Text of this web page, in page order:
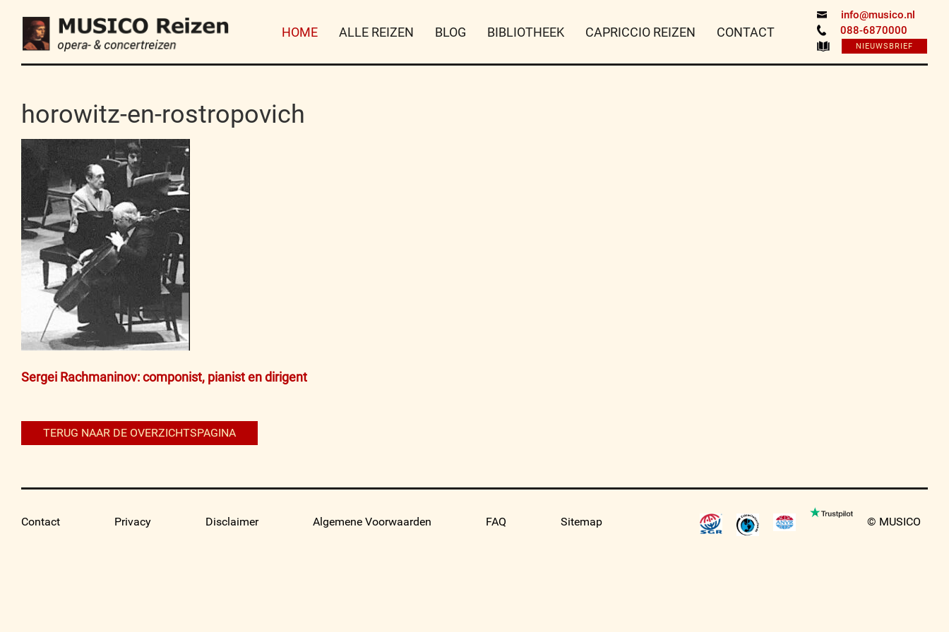
info@musico.nl
088-6870000
NIEUWSBRIEF
HOME ALLE REIZEN BLOG BIBLIOTHEEK CAPRICCIO REIZEN CONTACT
horowitz-en-rostropovich
Bericht
Sergei Rachmaninov: componist, pianist en dirigent
TERUG NAAR DE OVERZICHTSPAGINA
Contact Privacy Disclaimer Algemene Voorwaarden FAQ Sitemap © MUSICO